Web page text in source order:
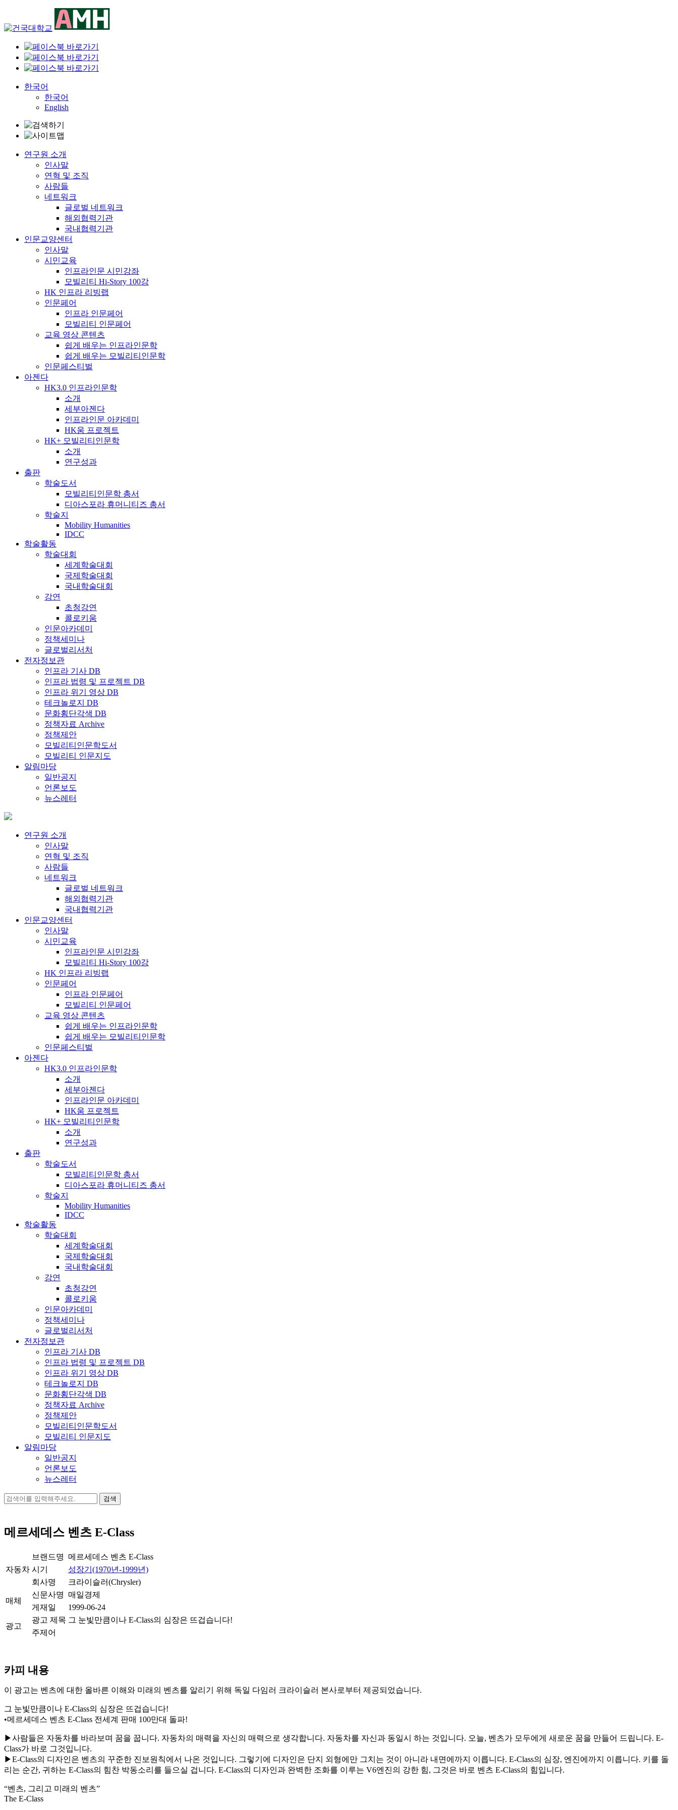
content
한국어
한국어
English
연구원 소개
인사말
연혁 및 조직
사람들
네트워크
글로벌 네트워크
해외협력기관
국내협력기관
인문교양센터
인사말
시민교육
인프라인문 시민강좌
모빌리티 Hi-Story 100강
HK 인프라 리빙랩
인문페어
인프라 인문페어
모빌리티 인문페어
교육 영상 콘텐츠
쉽게 배우는 인프라인문학
쉽게 배우는 모빌리티인문학
인문페스티벌
아젠다
HK3.0 인프라인문학
소개
세부아젠다
인프라인문 아카데미
HK움 프로젝트
HK+ 모빌리티인문학
소개
연구성과
출판
학술도서
모빌리티인문학 총서
디아스포라 휴머니티즈 총서
학술지
Mobility Humanities
IDCC
학술활동
학술대회
세계학술대회
국제학술대회
국내학술대회
강연
초청강연
콜로키움
인문아카데미
정책세미나
글로벌리서처
전자정보관
인프라 기사 DB
인프라 법령 및 프로젝트 DB
인프라 위기 영상 DB
테크놀로지 DB
문화횡단각색 DB
정책자료 Archive
정책제안
모빌리티인문학도서
모빌리티 인문지도
알림마당
일반공지
언론보도
뉴스레터
연구원 소개
인사말
연혁 및 조직
사람들
네트워크
글로벌 네트워크
해외협력기관
국내협력기관
인문교양센터
인사말
시민교육
인프라인문 시민강좌
모빌리티 Hi-Story 100강
HK 인프라 리빙랩
인문페어
인프라 인문페어
모빌리티 인문페어
교육 영상 콘텐츠
쉽게 배우는 인프라인문학
쉽게 배우는 모빌리티인문학
인문페스티벌
아젠다
HK3.0 인프라인문학
소개
세부아젠다
인프라인문 아카데미
HK움 프로젝트
HK+ 모빌리티인문학
소개
연구성과
출판
학술도서
모빌리티인문학 총서
디아스포라 휴머니티즈 총서
학술지
Mobility Humanities
IDCC
학술활동
학술대회
세계학술대회
국제학술대회
국내학술대회
강연
초청강연
콜로키움
인문아카데미
정책세미나
글로벌리서처
전자정보관
인프라 기사 DB
인프라 법령 및 프로젝트 DB
인프라 위기 영상 DB
테크놀로지 DB
문화횡단각색 DB
정책자료 Archive
정책제안
모빌리티인문학도서
모빌리티 인문지도
알림마당
일반공지
언론보도
뉴스레터
검
메르세데스 벤츠 E-Class
자동차
브랜드명
메르세데스 벤츠 E-Class
시기
성장기(1970년-1999년)
회사명
크라이슬러(Chrysler)
매체
신문사명
매일경제
게재일
1999-06-24
광고
광고 제목 그 눈빛만큼이나 E-Class의 심장은 뜨겁습니다!
주제어
카피 내용
이 광고는 벤츠에 대한 올바른 이해와 미래의 벤츠를 알리기 위해 독일 다임러 크라이슬러 본사로부터 제공되었습니다.
그 눈빛만큼이나 E-Class의 심장은 뜨겁습니다!
•메르세데스 벤츠 E-Class 전세계 판매 100만대 돌파!
▶사람들은 자동차를 바라보며 꿈을 꿉니다. 자동차의 매력을 자신의 매력으로 생각합니다. 자동차를 자신과 동일시 하는 것입니다. 오늘, 벤츠가 모두에게 새로운 꿈을 만들어 드립니다. E-
Class가 바로 그것입니다.
▶E-Class의 디자인은 벤츠의 꾸준한 진보원칙에서 나온 것입니다. 그렇기에 디자인은 단지 외형에만 그치는 것이 아니라 내면에까지 이릅니다. E-Class의 심장, 엔진에까지 이릅니다. 키를 돌
리는 순간, 귀하는 E-Class의 힘찬 박동소리를 들으실 겁니다. E-Class의 디자인과 완벽한 조화를 이루는 V6엔진의 강한 힘, 그것은 바로 벤츠 E-Class의 힘입니다.
“벤츠, 그리고 미래의 벤츠”
The E-Class